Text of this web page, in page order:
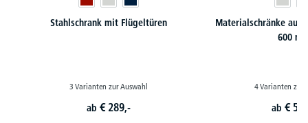
Stahlschrank mit Flügeltüren
3 Varianten zur Auswahl
ab€ 289,-
Materialschränke aus
600
4 Varianten zur
ab€